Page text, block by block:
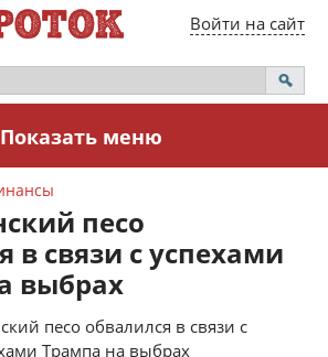
Войти на сайт
Показать меню
песо
в связи с успехами
выбрах